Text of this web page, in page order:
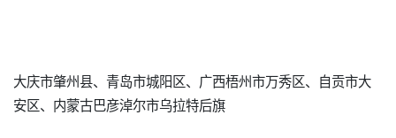
大庆市肇州县、青岛市城阳区、广西梧州市万秀区、自贡市大
安区、内蒙古巴彦淖尔市乌拉特后旗